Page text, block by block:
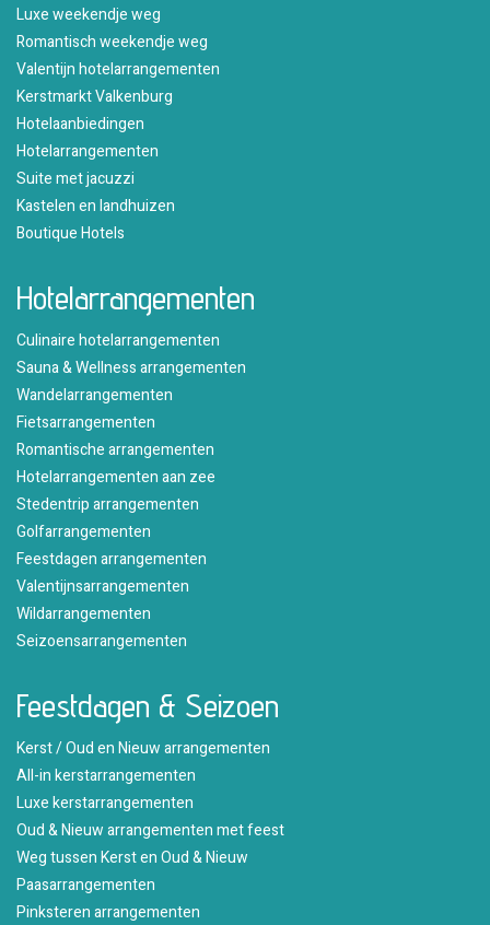
Luxe weekendje weg
Romantisch weekendje weg
Valentijn hotelarrangementen
Kerstmarkt Valkenburg
Hotelaanbiedingen
Hotelarrangementen
Suite met jacuzzi
Kastelen en landhuizen
Boutique Hotels
Hotelarrangementen
Culinaire hotelarrangementen
Sauna & Wellness arrangementen
Wandelarrangementen
Fietsarrangementen
Romantische arrangementen
Hotelarrangementen aan zee
Stedentrip arrangementen
Golfarrangementen
Feestdagen arrangementen
Valentijnsarrangementen
Wildarrangementen
Seizoensarrangementen
Feestdagen & Seizoen
Kerst / Oud en Nieuw arrangementen
All-in kerstarrangementen
Luxe kerstarrangementen
Oud & Nieuw arrangementen met feest
Weg tussen Kerst en Oud & Nieuw
Paasarrangementen
Pinksteren arrangementen